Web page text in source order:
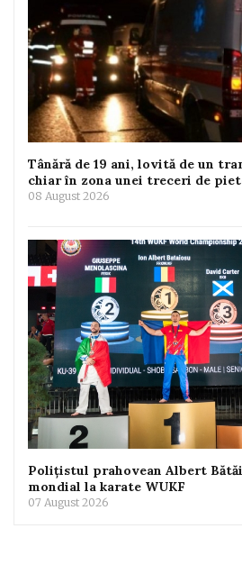
Tânără de 19 ani, lovită de un
chiar în zona unei treceri de
08 August 2026
Polițistul prahovean Albert
mondial la karate WUKF
07 August 2026